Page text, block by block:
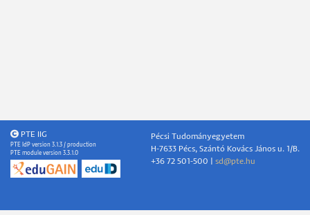
PTE IIG
PTE IdP version 3.1.3 / production
PTE module version 3.3.1.0
Pécsi Tudományegyetem
H-7633 Pécs, Szántó Kovács János u. 1/B.
+36 72 501-500 | sd@pte.hu